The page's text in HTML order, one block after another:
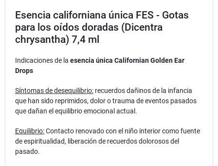
Esencia californiana única FES - Gotas
para los oídos doradas (Dicentra
chrysantha) 7,4 ml
Indicaciones de la esencia única Californian Golden Ear
Drops
Síntomas de desequilibrio: recuerdos dañinos de la infancia
que han sido reprimidos, dolor o trauma de eventos pasados
que dañan el equilibrio emocional actual.
Equilibrio:Contacto renovado con el niño interior como fuente
de espiritualidad, liberación de recuerdos dolorosos del
pasado.